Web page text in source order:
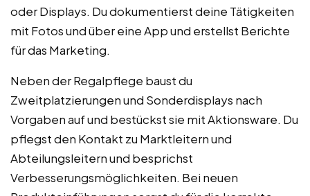
oder Displays. Du dokumentierst deine Tätigkeiten
mit Fotos und über eine App und erstellst Berichte
für das Marketing.
Neben der Regalpflege baust du
Zweitplatzierungen und Sonderdisplays nach
Vorgaben auf und bestückst sie mit Aktionsware. Du
pflegst den Kontakt zu Marktleitern und
Abteilungsleitern und besprichst
Verbesserungsmöglichkeiten. Bei neuen